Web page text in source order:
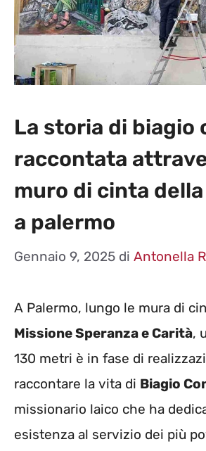
La storia di biagio
raccontata
muro di cinta
a palermo
Gennaio 9, 2025 di Antonella
A Palermo, lungo le mura di
Missione Speranza e Carità,
130 metri è in fase di
raccontare la vita di Biagio
missionario laico che ha
esistenza al servizio dei più